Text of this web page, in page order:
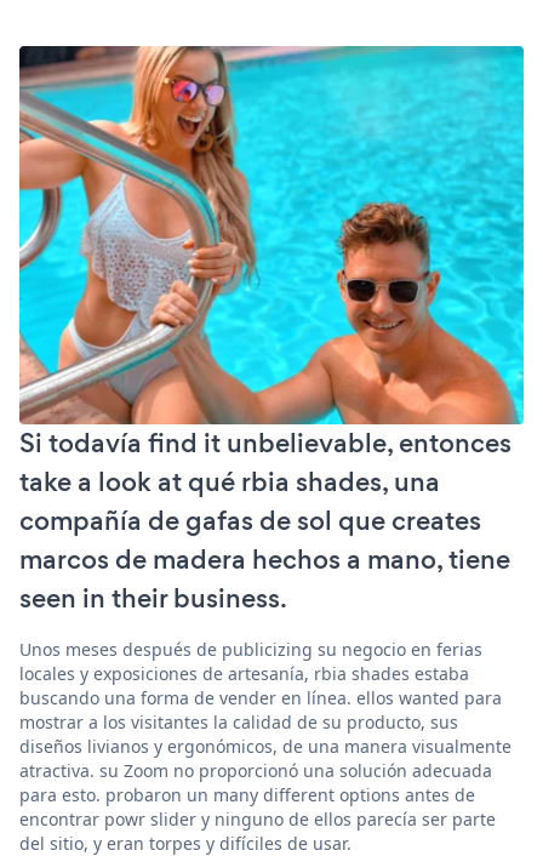
Si todavía find it unbelievable, entonces
take a look at qué rbia shades, una
compañía de gafas de sol que creates
marcos de madera hechos a mano, tiene
seen in their business.
Unos meses después de publicizing su negocio en ferias
locales y exposiciones de artesanía, rbia shades estaba
buscando una forma de vender en línea. ellos wanted para
mostrar a los visitantes la calidad de su producto, sus
diseños livianos y ergonómicos, de una manera visualmente
atractiva. su Zoom no proporcionó una solución adecuada
para esto. probaron un many different options antes de
encontrar powr slider y ninguno de ellos parecía ser parte
del sitio, y eran torpes y difíciles de usar.